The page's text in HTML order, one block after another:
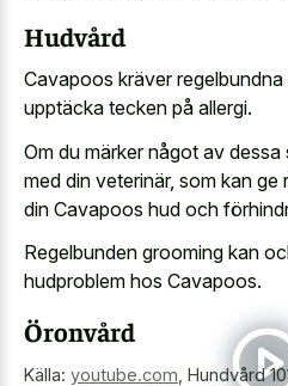
Hudvård
Cavapoos kräver
upptäcka tecken på allergi.
Om du märker något av
med din veterinär, som kan ge
din Cavapoos hud och
Regelbunden grooming kan
hudproblem hos Cavapoos.
Öronvård
Källa: youtube.com Hundvård